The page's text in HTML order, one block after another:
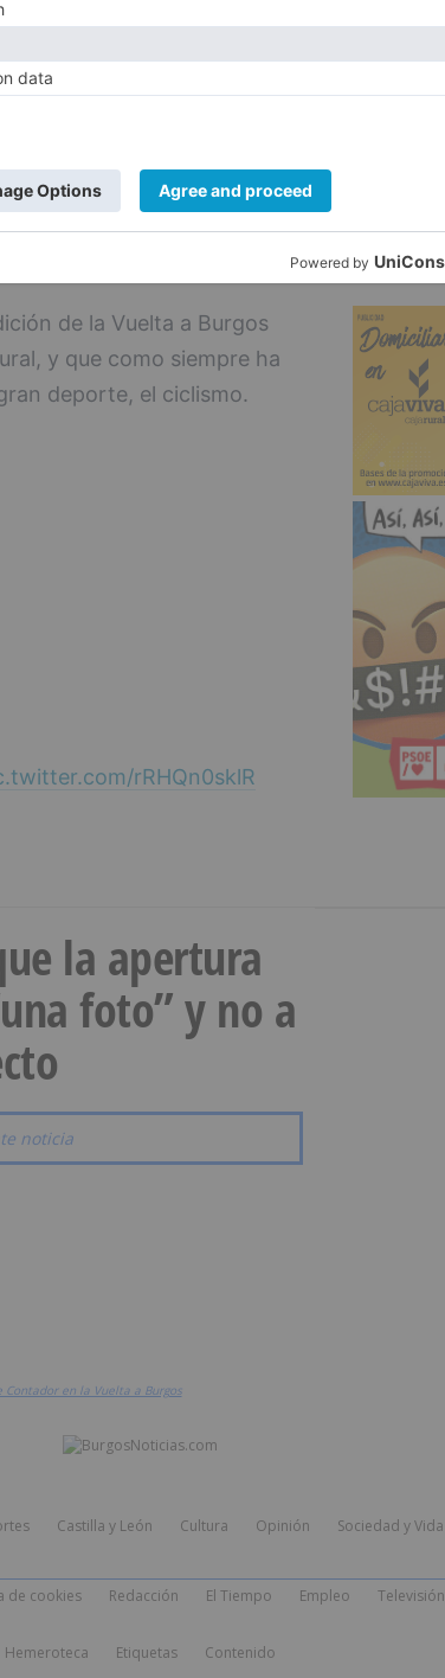
con siete corredores en
del Movistar, Alberto
en primera posición
el segundo clasificado y
El ganador de las Metas
de la Vuelta a Burgos
y que como siempre ha
deporte, el ciclismo.
rRHQn0sklR
la apertura
foto” y no a
noticia
Contador en la Vuelta a Burgos
Castilla y León Cultura Opinión Sociedad y Vida
de cookies Redacción El Tiempo Empleo Televisión
Hemeroteca Etiquetas Contenido